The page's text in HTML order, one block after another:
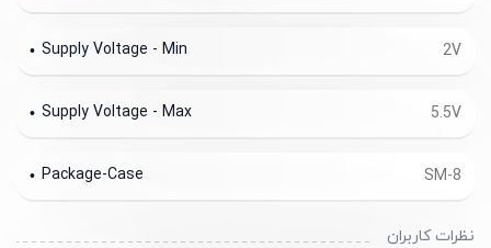
2V
Supply Voltage - Min
5.5V
Supply Voltage - Max
SM-8
Package-Case
نظرات کاربران